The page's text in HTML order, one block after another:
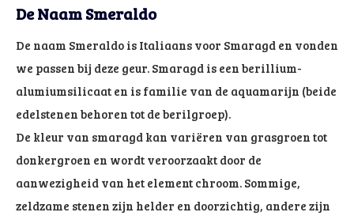
De Naam Smeraldo
De naam Smeraldo is Italiaans voor Smaragd en vonden
we passen bij deze geur. Smaragd is een berillium-
alumiumsilicaat en is familie van de aquamarijn (beide
edelstenen behoren tot de berilgroep).
De kleur van smaragd kan variëren van grasgroen tot
donkergroen en wordt veroorzaakt door de
aanwezigheid van het element chroom. Sommige,
zeldzame stenen zijn helder en doorzichtig, andere zijn